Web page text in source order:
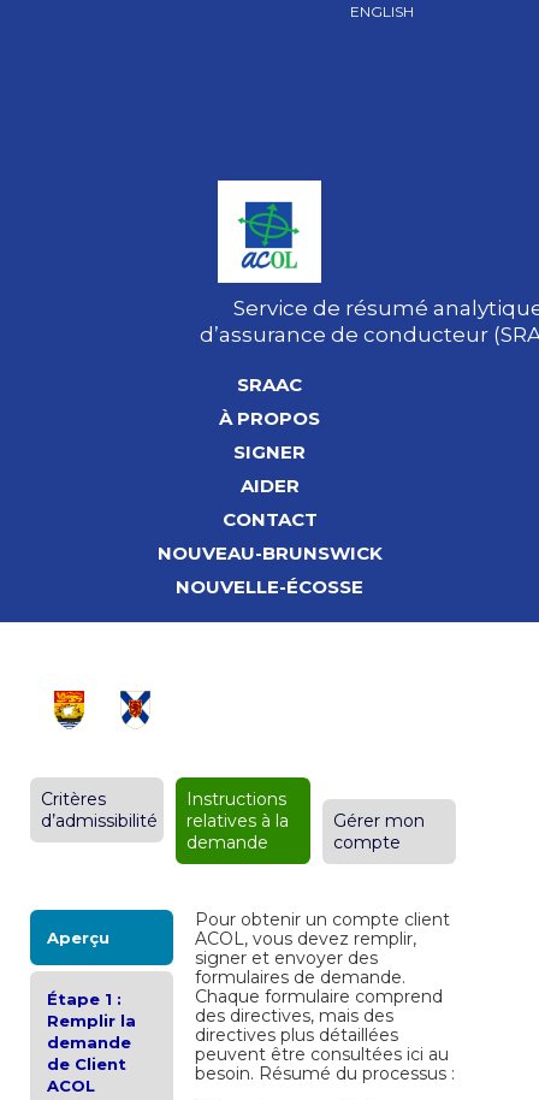
ENGLISH
Service de résumé
d’assurance de conducteur
SRAAC
À PROPOS
SIGNER
AIDER
CONTACT
NOUVEAU-BRUNSWICK
NOUVELLE-ÉCOSSE
Critères
d’admissibilité
Instructions
relatives à la
demande
Gérer mon
compte
Aperçu
Étape 1 :
Remplir la
demande
de Client
ACOL
Pour obtenir un compte client
ACOL, vous devez remplir,
signer et envoyer des
formulaires de demande.
Chaque formulaire comprend
des directives, mais des
directives plus détaillées
peuvent être consultées ici au
besoin. Résumé du processus :